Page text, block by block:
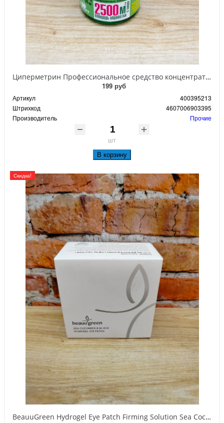
Циперметрин Профессиональное средство концентрат эмульсии 25% для уничтожения тараканов, мух,комаров, блох, клопов, муравьев, ос 50 мл
199 руб
Артикул
400395213
Штрихкод
4607006903395
Производитель
Прочие
шт
В корзину
Скидка!
BeauuGreen Hydrogel Eye Patch Firming Solution Sea Cocumber & Black Гидрогелевые патчи для кожи вокруг глаз с экстрактом черного морского огурца 60 шт 90 гр